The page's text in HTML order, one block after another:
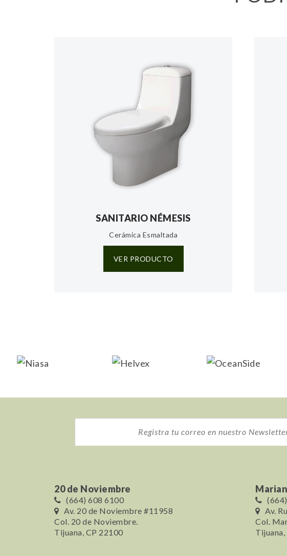
SANITARIO NÉMESIS
Cerámica Esmaltada
VER PRODUCTO
20 de Noviembre
(664) 608 6100
Av. 20 de Noviembre #11958
Col. 20 de Noviembre.
Tijuana, CP 22100
Av.
Col.
Tijuana,